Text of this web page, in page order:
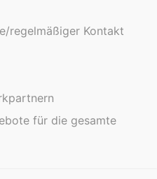
regelmäßiger Kontakt
für die gesamte